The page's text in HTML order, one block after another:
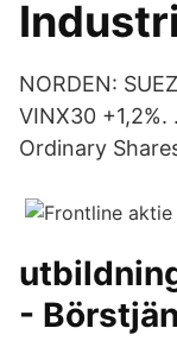
Industri
NORDEN:
VINX30
Ordinary
-